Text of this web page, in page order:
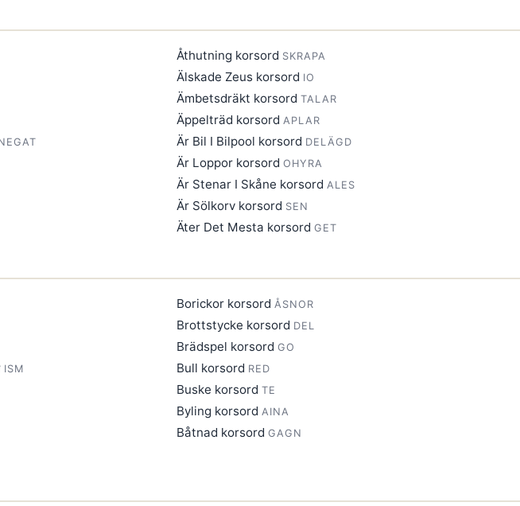
Åthutning korsord SKRAPA
Älskade Zeus korsord IO
Ämbetsdräkt korsord TALAR
Äppelträd korsord APLAR
Är Bil I Bilpool korsord DELÄGD
Är Loppor korsord OHYRA
Är Stenar I Skåne korsord ALES
Är Sölkorv korsord SEN
Äter Det Mesta korsord GET
ISM
Borickor korsord ÅSNOR
Brottstycke korsord DEL
Brädspel korsord GO
Bull korsord RED
Buske korsord TE
Byling korsord AINA
Båtnad korsord GAGN